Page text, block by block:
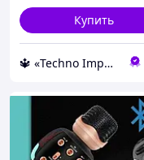
Купить
🔱 «Techno Imperia» Компетентность! Качество товара! Быстрая отправка! ✅